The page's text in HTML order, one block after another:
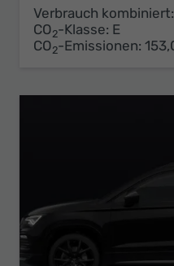
Verbrauch kombiniert:
CO2-Klasse: E
CO2-Emissionen: